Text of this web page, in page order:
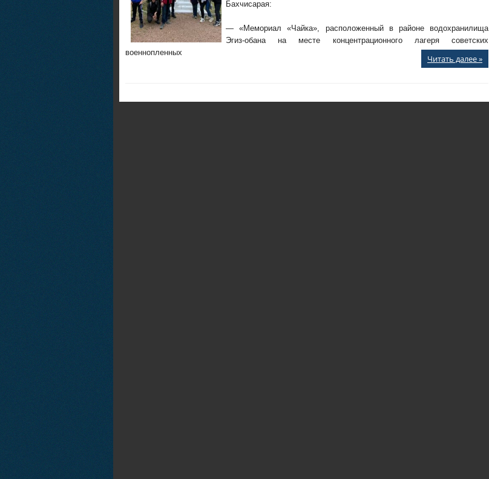
Бахчисарая:
— «Мемориал «Чайка», расположенный в районе водохранилища
Эгиз-обана на месте концентрационного лагеря советских
военнопленных
Читать далее »